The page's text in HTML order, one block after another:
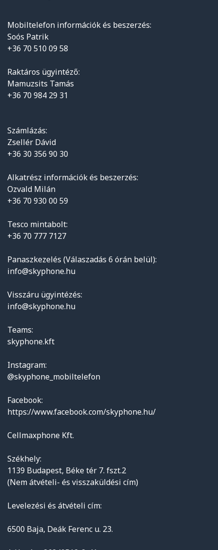
Mobiltelefon információk és beszerzés:
Soós Patrik
+36 70 510 09 58
Raktáros ügyintéző:
Mamuzsits Tamás
+36 70 984 29 31
Számlázás:
Zsellér Dávid
+36 30 356 90 30
Alkatrész információk és beszerzés:
Ozvald Milán
+36 70 930 00 59
Tesco mintabolt:
+36 70 777 7127
Panaszkezelés (Válaszadás 6 órán belül):
info@skyphone.hu
Visszáru ügyintézés:
info@skyphone.hu
Teams:
skyphone.kft
Instagram:
@skyphone_mobiltelefon
Facebook:
https://www.facebook.com/skyphone.hu/
Cellmaxphone Kft.
Székhely:
1139 Budapest, Béke tér 7. fszt.2
(Nem átvételi- és visszaküldési cím)
Levelezési és átvételi cím:
6500 Baja, Deák Ferenc u. 23.